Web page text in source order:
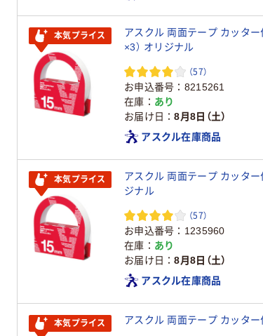
本気プライス
アスクル 両面テープ カッタ
×3） オリジナル
（57）
お申込番号
8215261
在庫
あり
お届け日
8月8日（土）
アスクル在庫商品
本気プライス
アスクル 両面テープ カッター
ジナル
（57）
お申込番号
1235960
在庫
あり
お届け日
8月8日（土）
アスクル在庫商品
本気プライス アスクル 両面テープ カッタ